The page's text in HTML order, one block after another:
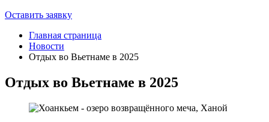
Оставить заявку
Главная страница
Новости
Отдых во Вьетнаме в 2025
Отдых во Вьетнаме в 2025